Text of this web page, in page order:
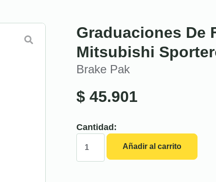
Graduaciones De
Mitsubishi
Brake Pak
$ 45.901
Cantidad:
Añadir al carrito